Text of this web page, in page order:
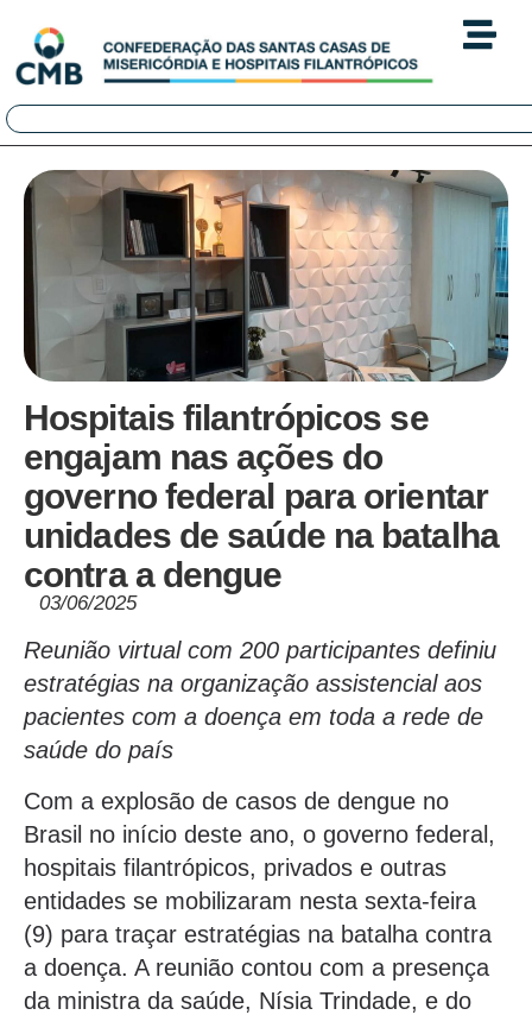
Hospitais filantrópicos se
engajam nas ações do
governo federal para orientar
unidades de saúde na batalha
contra a dengue
03/06/2025
Reunião virtual com 200 participantes definiu
estratégias na organização assistencial aos
pacientes com a doença em toda a rede de
saúde do país
Com a explosão de casos de dengue no
Brasil no início deste ano, o governo federal,
hospitais filantrópicos, privados e outras
entidades se mobilizaram nesta sexta-feira
(9) para traçar estratégias na batalha contra
a doença. A reunião contou com a presença
da ministra da saúde, Nísia Trindade, e do